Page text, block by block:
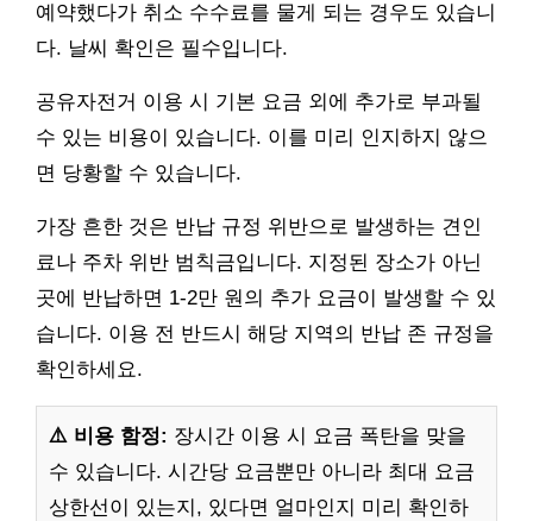
예약했다가 취소 수수료를 물게 되는 경우도 있습니
다. 날씨 확인은 필수입니다.
공유자전거 이용 시 기본 요금 외에 추가로 부과될
수 있는 비용이 있습니다. 이를 미리 인지하지 않으
면 당황할 수 있습니다.
가장 흔한 것은 반납 규정 위반으로 발생하는 견인
료나 주차 위반 범칙금입니다. 지정된 장소가 아닌
곳에 반납하면 1-2만 원의 추가 요금이 발생할 수 있
습니다. 이용 전 반드시 해당 지역의 반납 존 규정을
확인하세요.
⚠️ 비용 함정: 장시간 이용 시 요금 폭탄을 맞을
수 있습니다. 시간당 요금뿐만 아니라 최대 요금
상한선이 있는지, 있다면 얼마인지 미리 확인하